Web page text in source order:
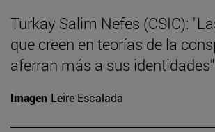
Turkay Salim Nefes (CSIC):
que creen en teorías de la
aferran más a sus identidades"
Imagen Leire Escalada